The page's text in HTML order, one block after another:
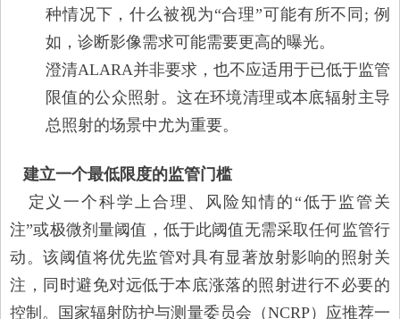
种情况下，什么被视为“合理”可能有所不同; 例
如，诊断影像需求可能需要更高的曝光。
澄清ALARA并非要求，也不应适用于已低于监管
限值的公众照射。这在环境清理或本底辐射主导
总照射的场景中尤为重要。
建立一个最低限度的监管门槛
定义一个科学上合理、风险知情的“低于监管关
注”或极微剂量阈值，低于此阈值无需采取任何监管行
动。该阈值将优先监管对具有显著放射影响的照射关
注，同时避免对远低于本底涨落的照射进行不必要的
控制。国家辐射防护与测量委员会（NCRP）应推荐一